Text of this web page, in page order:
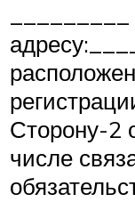
Сторону-2
числе